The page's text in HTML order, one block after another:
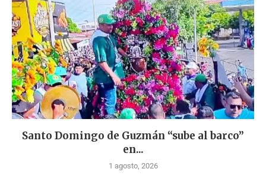
Santo Domingo de Guzmán “sube al barco”
en...
1 agosto, 2026